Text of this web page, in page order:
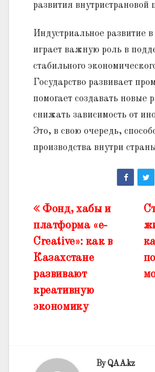
развития внутристрановой
Индустриальное развитие
играет важную роль в
стабильного
Государство развивает
помогает создавать новые
снижать зависимость от
Это, в свою очередь,
производства внутри
Жазба
навигациясы
Фонд, хабы и
платформа «e-
Creative»: как в
Казахстане
развивают
креативную
экономику
ByQAA.kz